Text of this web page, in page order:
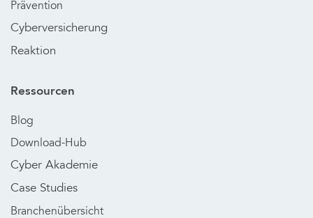
Prävention
Cyberversicherung
Reaktion
Ressourcen
Blog
Download-Hub
Cyber Akademie
Case Studies
Branchenübersicht